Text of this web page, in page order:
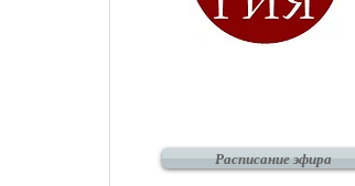
Расписание эфира